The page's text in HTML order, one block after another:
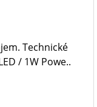
Technické
/ 1W Powe..